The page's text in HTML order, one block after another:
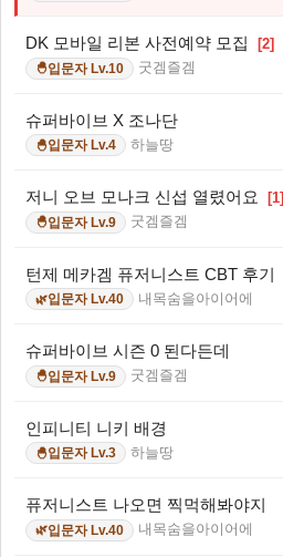
DK 모바일 리본 사전예약 모집 [2]
🐣입문자 Lv.10 굿겜즐겜
슈퍼바이브 X 조나단
🐣입문자 Lv.4 하늘땅
저니 오브 모나크 신섭 열렸어요 [1]
🐣입문자 Lv.9 굿겜즐겜
턴제 메카겜 퓨저니스트 CBT 후기
🌿입문자 Lv.40 내목숨을아이어에
슈퍼바이브 시즌 0 된다든데
🐣입문자 Lv.9 굿겜즐겜
인피니티 니키 배경
🐣입문자 Lv.3 하늘땅
퓨저니스트 나오면 찍먹해봐야지
🌿입문자 Lv.40 내목숨을아이어에